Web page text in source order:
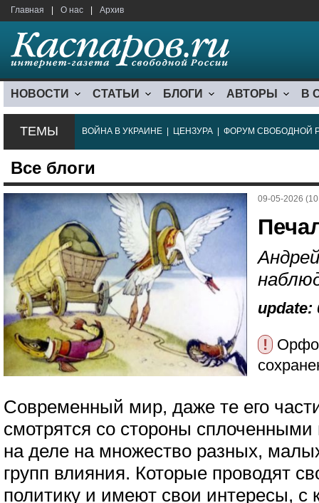
Главная О нас Архив
НОВОСТИ СТАТЬИ БЛОГИ АВТОРЫ В
ТЕМЫ ВОЙНА В УКРАИНЕ ЦЕНЗУРА ФОРУМ СВОБОДНОЙ
Все блоги
09-05-2026
update:
!
Современный мир, даже те его
смотрятся со стороны
на деле на множество разных,
групп влияния. Которые проводят
политику и имеют свои интересы, с